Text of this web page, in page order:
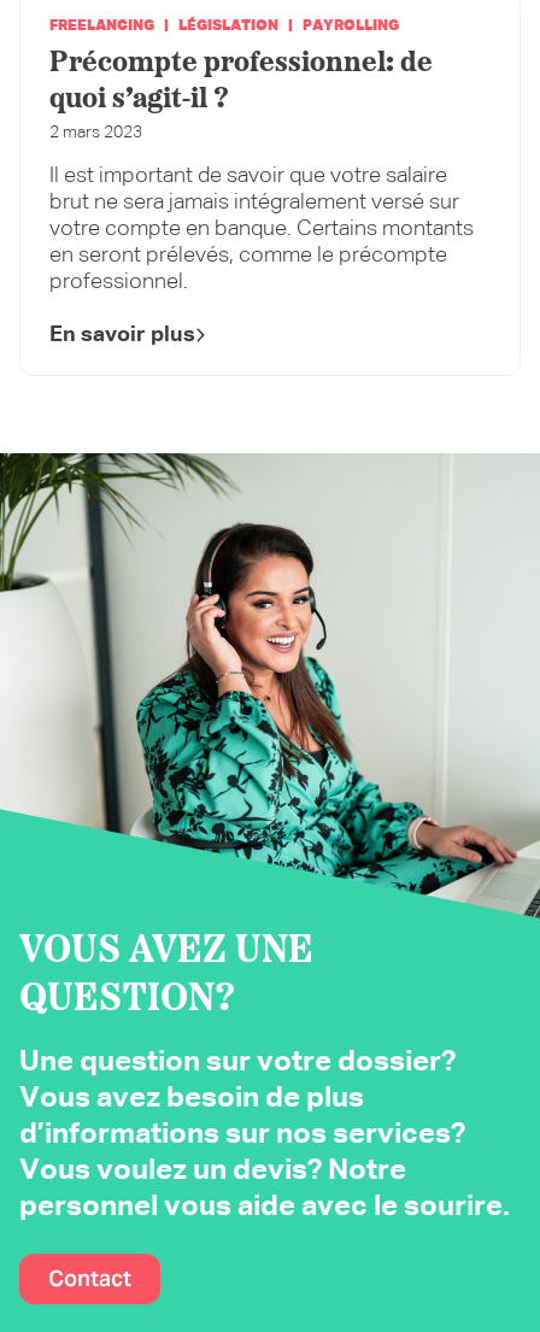
FREELANCING LÉGISLATION PAYROLLING
Précompte professionnel: de
quoi s’agit-il ?
2 mars 2023
Il est important de savoir que votre salaire
brut ne sera jamais intégralement versé sur
votre compte en banque. Certains montants
en seront prélevés, comme le précompte
professionnel.
En savoir plus
VOUS AVEZ UNE
QUESTION?
Une question sur votre dossier?
Vous avez besoin de plus
d’informations sur nos services?
Vous voulez un devis? Notre
personnel vous aide avec le sourire.
Contact